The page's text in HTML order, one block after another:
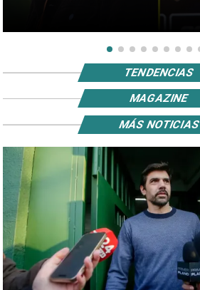
TENDENCIAS
MAGAZINE
MÁS NOTICIAS